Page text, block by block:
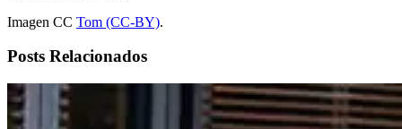
Imagen CC Tom (CC-BY).
Posts Relacionados